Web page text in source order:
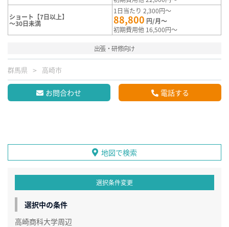
ショート【7日以上】
～30日未満
1日当たり 2,300円～
88,800 円/月～
初期費用他 16,500円～
出張・研修向け
群馬県 高崎市
お問合わせ 電話する
地図で検索
選択条件変更
選択中の条件
高崎商科大学周辺